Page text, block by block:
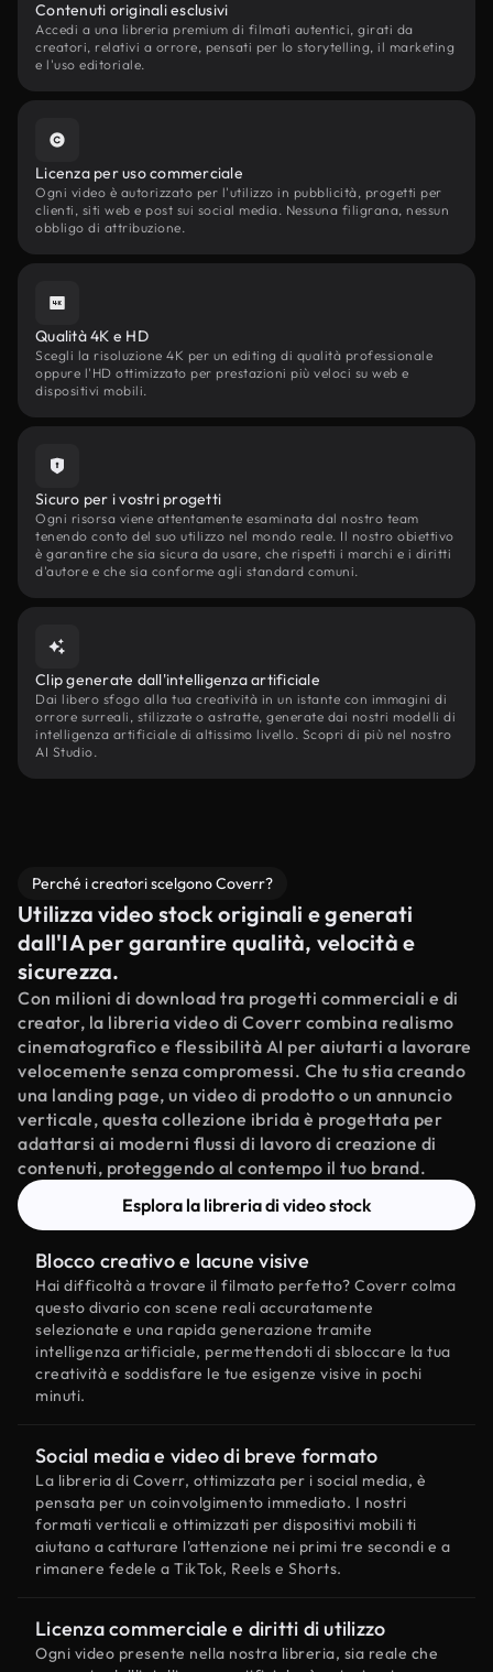
Contenuti originali esclusivi
Accedi a una libreria premium di filmati autentici, girati da
creatori, relativi a orrore, pensati per lo storytelling, il marketing
e l'uso editoriale.
Licenza per uso commerciale
Ogni video è autorizzato per l'utilizzo in pubblicità, progetti per
clienti, siti web e post sui social media. Nessuna filigrana, nessun
obbligo di attribuzione.
Qualità 4K e HD
Scegli la risoluzione 4K per un editing di qualità professionale
oppure l'HD ottimizzato per prestazioni più veloci su web e
dispositivi mobili.
Sicuro per i vostri progetti
Ogni risorsa viene attentamente esaminata dal nostro team
tenendo conto del suo utilizzo nel mondo reale. Il nostro obiettivo
è garantire che sia sicura da usare, che rispetti i marchi e i diritti
d'autore e che sia conforme agli standard comuni.
Clip generate dall'intelligenza artificiale
Dai libero sfogo alla tua creatività in un istante con immagini di
orrore surreali, stilizzate o astratte, generate dai nostri modelli di
intelligenza artificiale di altissimo livello. Scopri di più nel nostro
AI Studio.
Perché i creatori scelgono Coverr?
Utilizza video stock originali e generati
dall'IA per garantire qualità, velocità e
sicurezza.
Con milioni di download tra progetti commerciali e di
creator, la libreria video di Coverr combina realismo
cinematografico e flessibilità AI per aiutarti a lavorare
velocemente senza compromessi. Che tu stia creando
una landing page, un video di prodotto o un annuncio
verticale, questa collezione ibrida è progettata per
adattarsi ai moderni flussi di lavoro di creazione di
contenuti, proteggendo al contempo il tuo brand.
Esplora la libreria di video stock
Blocco creativo e lacune visive
Hai difficoltà a trovare il filmato perfetto? Coverr colma
questo divario con scene reali accuratamente
selezionate e una rapida generazione tramite
intelligenza artificiale, permettendoti di sbloccare la tua
creatività e soddisfare le tue esigenze visive in pochi
minuti.
Social media e video di breve formato
La libreria di Coverr, ottimizzata per i social media, è
pensata per un coinvolgimento immediato. I nostri
formati verticali e ottimizzati per dispositivi mobili ti
aiutano a catturare l'attenzione nei primi tre secondi e a
rimanere fedele a TikTok, Reels e Shorts.
Licenza commerciale e diritti di utilizzo
Ogni video presente nella nostra libreria, sia reale che